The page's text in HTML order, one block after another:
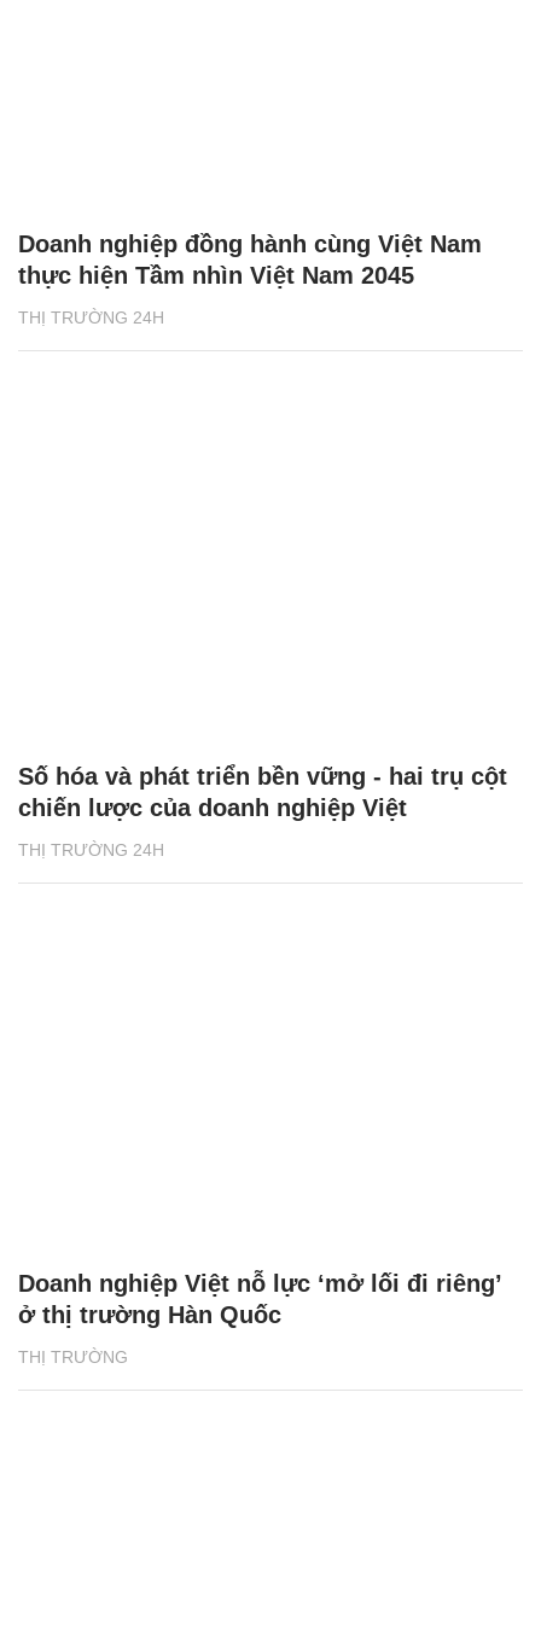
THỊ TRƯỜNG 24H
Doanh nghiệp đồng hành cùng Việt Nam
thực hiện Tầm nhìn Việt Nam 2045
THỊ TRƯỜNG 24H
Số hóa và phát triển bền vững - hai trụ cột
chiến lược của doanh nghiệp Việt
THỊ TRƯỜNG
Doanh nghiệp Việt nỗ lực ‘mở lối đi riêng’
ở thị trường Hàn Quốc